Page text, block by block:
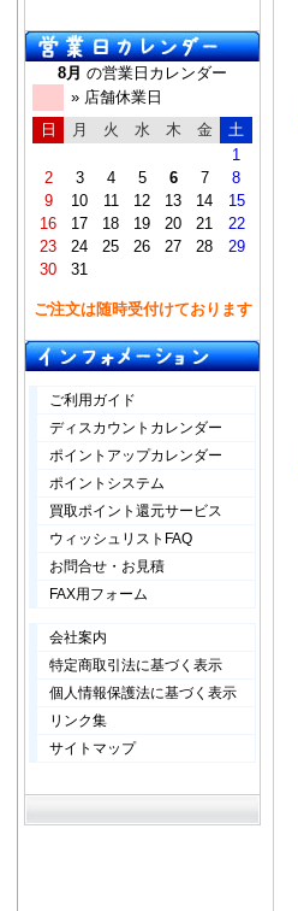
8月 の営業日カレンダー
» 店舗休業日
日
月 火 水 木 金
土
1
2
3 4 5 6 7
8
9
10 11 12 13 14
15
16
17 18 19 20 21
22
23
24 25 26 27 28
29
30
31
ご注文は随時受付けております
ご利用ガイド
ディスカウントカレンダー
ポイントアップカレンダー
ポイントシステム
買取ポイント還元サービス
ウィッシュリストFAQ
お問合せ・お見積
FAX用フォーム
会社案内
特定商取引法に基づく表示
個人情報保護法に基づく表示
リンク集
サイトマップ